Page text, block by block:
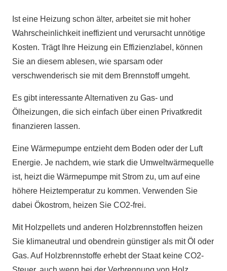
Ist eine Heizung schon älter, arbeitet sie mit hoher
Wahrscheinlichkeit ineffizient und verursacht unnötige
Kosten. Trägt Ihre Heizung ein Effizienzlabel, können
Sie an diesem ablesen, wie sparsam oder
verschwenderisch sie mit dem Brennstoff umgeht.
Es gibt interessante Alternativen zu Gas- und
Ölheizungen, die sich einfach über einen Privatkredit
finanzieren lassen.
Eine Wärmepumpe entzieht dem Boden oder der Luft
Energie. Je nachdem, wie stark die Umweltwärmequelle
ist, heizt die Wärmepumpe mit Strom zu, um auf eine
höhere Heiztemperatur zu kommen. Verwenden Sie
dabei Ökostrom, heizen Sie CO2-frei.
Mit Holzpellets und anderen Holzbrennstoffen heizen
Sie klimaneutral und obendrein günstiger als mit Öl oder
Gas. Auf Holzbrennstoffe erhebt der Staat keine CO2-